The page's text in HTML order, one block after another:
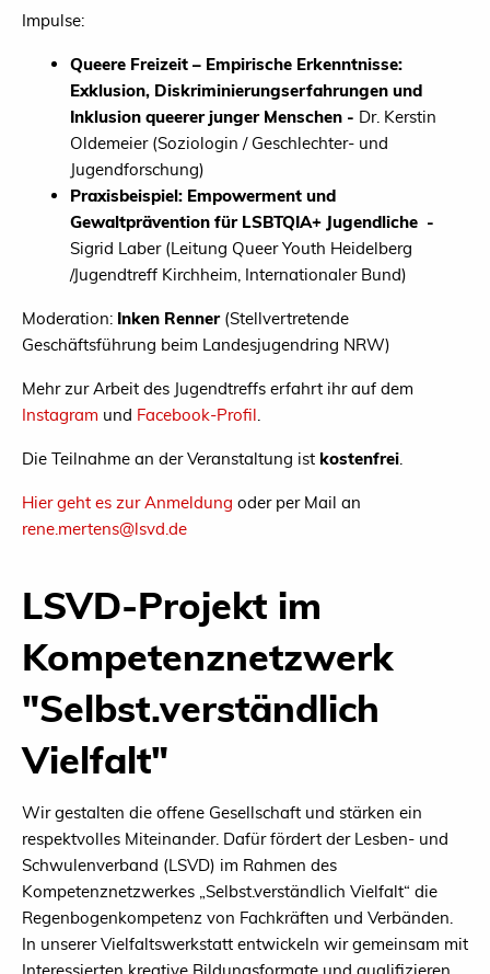
Impulse:
Queere Freizeit – Empirische Erkenntnisse:
Exklusion, Diskriminierungserfahrungen und
Inklusion queerer junger Menschen - Dr. Kerstin
Oldemeier (Soziologin / Geschlechter- und
Jugendforschung)
Praxisbeispiel: Empowerment und
Gewaltprävention für LSBTQIA+ Jugendliche -
Sigrid Laber (Leitung Queer Youth Heidelberg
/Jugendtreff Kirchheim, Internationaler Bund)
Moderation: Inken Renner(Stellvertretende
Geschäftsführung beim Landesjugendring NRW)
Mehr zur Arbeit des Jugendtreffs erfahrt ihr auf dem
Instagram und Facebook-Profil.
Die Teilnahme an der Veranstaltung ist kostenfrei.
Hier geht es zur Anmeldung oder per Mail an
rene.mertens@lsvd.de
LSVD-Projekt im
Kompetenznetzwerk
"Selbst.verständlich
Vielfalt"
Wir gestalten die offene Gesellschaft und stärken ein
respektvolles Miteinander. Dafür fördert der Lesben- und
Schwulenverband (LSVD) im Rahmen des
Kompetenznetzwerkes „Selbst.verständlich Vielfalt“ die
Regenbogenkompetenz von Fachkräften und Verbänden.
In unserer Vielfaltswerkstatt entwickeln wir gemeinsam mit